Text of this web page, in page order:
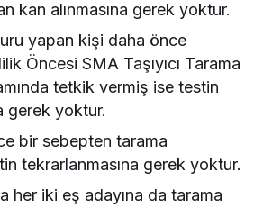
kan alınmasına gerek yoktur.
yapan kişi daha önce
Öncesi SMA Taşıyıcı Tarama
tetkik vermiş ise testin
gerek yoktur.
bir sebepten tarama
tekrarlanmasına gerek yoktur.
her iki eş adayına da tarama